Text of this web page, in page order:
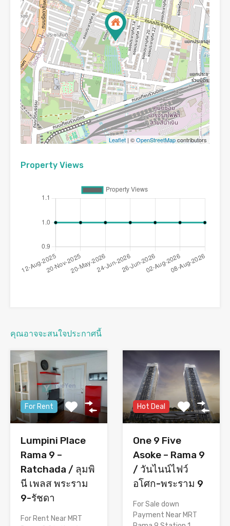
Leaflet | ©OpenStreetMapcontributors
Property Views
คุณอาจจะสนใจประกาศนี้
For Rent
Lumpini Place
Rama 9 –
Ratchada / ลุมพิ
นี เพลส พระราม
9-รัชดา
For Rent Near MRT
Hot Deal
One 9 Five
Asoke – Rama 9
/ วันไนน์ไฟว์
อโศก-พระราม 9
For Sale down
Payment Near MRT